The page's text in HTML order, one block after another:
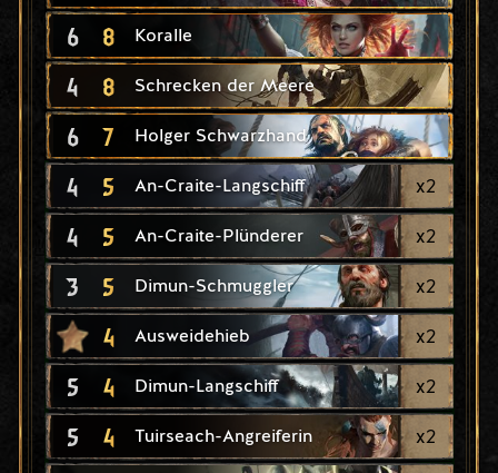
6 8 Koralle
4 8 Schrecken der Meere
6 7 Holger Schwarzhand
4 5 An-Craite-Langschiff x2
4 5 An-Craite-Plünderer x2
3 5 Dimun-Schmuggler x2
4 Ausweidehieb x2
5 4 Dimun-Langschiff x2
5 4 Tuirseach-Angreiferin x2